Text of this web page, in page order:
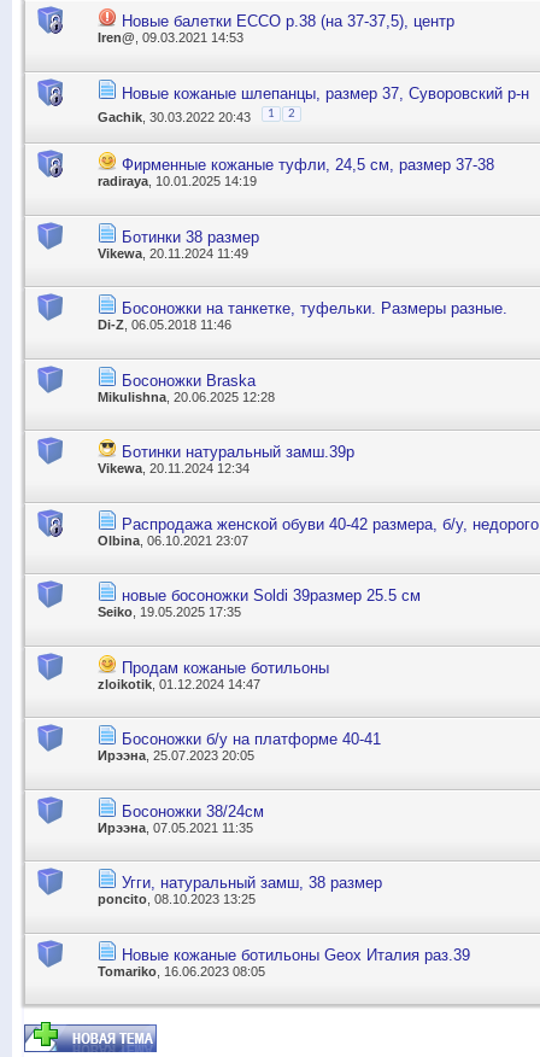
Новые балетки ЕССО р.38 (на 37-37,5), центр
Iren@, 09.03.2021 14:53
Новые кожаные шлепанцы, размер 37, Суворовский р-н
Gachik , 30.03.2022 20:43 1 2
Фирменные кожаные туфли, 24,5 см, размер 37-38
radiraya, 10.01.2025 14:19
Ботинки 38 размер
Vikewa , 20.11.2024 11:49
Босоножки на танкетке, туфельки. Размеры разные.
Di-Z , 06.05.2018 11:46
Босоножки Braska
Mikulishna , 20.06.2025 12:28
Ботинки натуральный замш.39р
Vikewa , 20.11.2024 12:34
Распродажа женской обуви 40-42 размера, б/у, недорого
Olbina , 06.10.2021 23:07
новые босоножки Soldi 39размер 25.5 см
Seiko , 19.05.2025 17:35
Продам кожаные ботильоны
zloikotik , 01.12.2024 14:47
Босоножки б/у на платформе 40-41
Ирээна , 25.07.2023 20:05
Босоножки 38/24см
Ирээна , 07.05.2021 11:35
Угги, натуральный замш, 38 размер
poncito , 08.10.2023 13:25
Новые кожаные ботильоны Gеоx Италия раз.39
Tomariko , 16.06.2023 08:05